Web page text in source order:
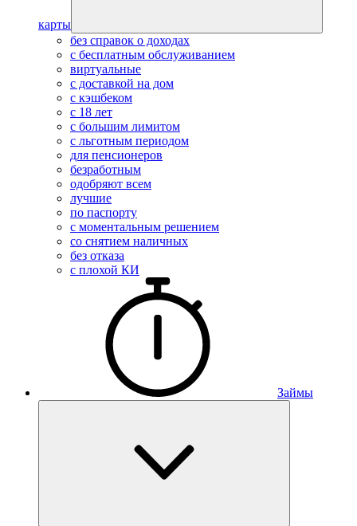
карты
без справок о доходах
с бесплатным обслуживанием
виртуальные
с доставкой на дом
с кэшбеком
с 18 лет
с большим лимитом
с льготным периодом
для пенсионеров
безработным
одобряют всем
лучшие
по паспорту
с моментальным решением
со снятием наличных
без отказа
с плохой КИ
Займы